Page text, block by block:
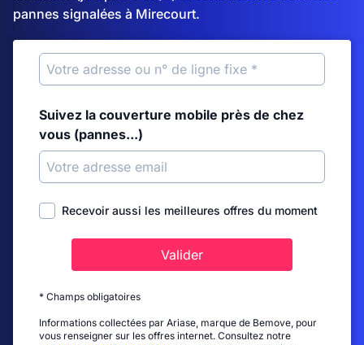
pannes signalées à Mirecourt.
Suivez la couverture mobile près de chez
vous (pannes...)
Recevoir aussi les meilleures offres du moment
Valider
* Champs obligatoires
Informations collectées par Ariase, marque de Bemove, pour
vous renseigner sur les offres internet. Consultez notre